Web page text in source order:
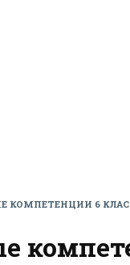
КОМПЕТЕНЦИИ 6